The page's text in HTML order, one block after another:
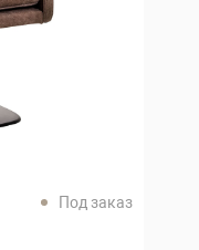
Под заказ